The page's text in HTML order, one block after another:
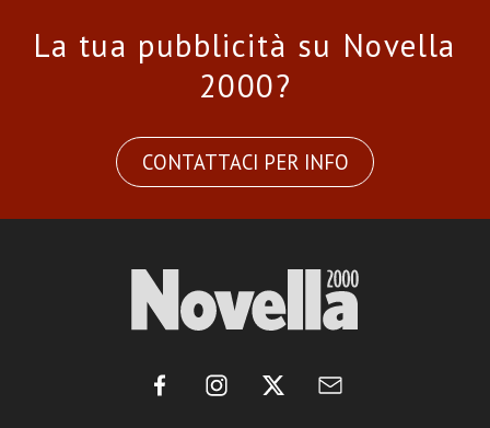
La tua pubblicità su Novella
2000?
CONTATTACI PER INFO